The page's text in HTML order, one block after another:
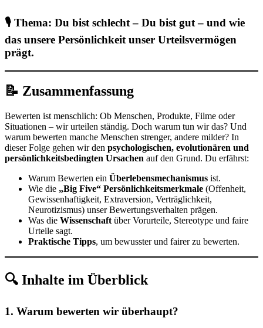
🎙️ Thema: Du bist schlecht – Du bist gut – und wie
das unsere Persönlichkeit unser Urteilsvermögen
prägt.
📝 Zusammenfassung
Bewerten ist menschlich: Ob Menschen, Produkte, Filme oder
Situationen – wir urteilen ständig. Doch warum tun wir das? Und
warum bewerten manche Menschen strenger, andere milder? In
dieser Folge gehen wir den psychologischen, evolutionären und
persönlichkeitsbedingten Ursachen auf den Grund. Du erfährst:
Warum Bewerten ein Überlebensmechanismus ist.
Wie die „Big Five“ Persönlichkeitsmerkmale (Offenheit,
Gewissenhaftigkeit, Extraversion, Verträglichkeit,
Neurotizismus) unser Bewertungsverhalten prägen.
Was die Wissenschaft über Vorurteile, Stereotype und faire
Urteile sagt.
Praktische Tipps, um bewusster und fairer zu bewerten.
🔍 Inhalte im Überblick
1. Warum bewerten wir überhaupt?